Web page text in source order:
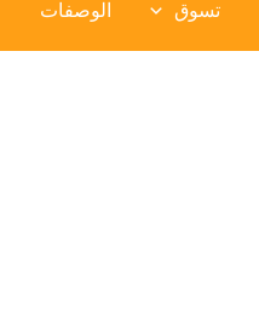
تسوق الوصفات